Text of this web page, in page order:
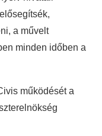
a művelt
minden időben a
működését a